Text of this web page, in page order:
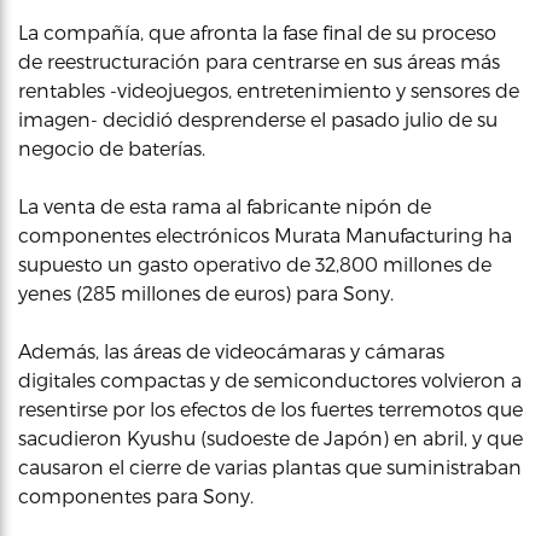
La compañía, que afronta la fase final de su proceso
de reestructuración para centrarse en sus áreas más
rentables -videojuegos, entretenimiento y sensores de
imagen- decidió desprenderse el pasado julio de su
negocio de baterías.
La venta de esta rama al fabricante nipón de
componentes electrónicos Murata Manufacturing ha
supuesto un gasto operativo de 32,800 millones de
yenes (285 millones de euros) para Sony.
Además, las áreas de videocámaras y cámaras
digitales compactas y de semiconductores volvieron a
resentirse por los efectos de los fuertes terremotos que
sacudieron Kyushu (sudoeste de Japón) en abril, y que
causaron el cierre de varias plantas que suministraban
componentes para Sony.